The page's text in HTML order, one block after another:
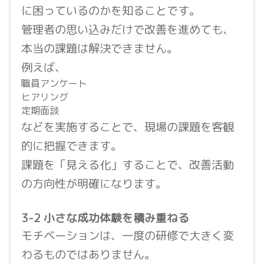
に困っているのかを知ることです。
管理者の思い込みだけで改善を進めても、
本当の課題は解決できません。
例えば、
職員アンケート
ヒアリング
定期面談
などを実施することで、現場の課題を客観
的に把握できます。
課題を「見える化」することで、改善活動
の方向性が明確になります。
3-2 小さな成功体験を積み重ねる
モチベーションは、一度の研修で大きく変
わるものではありません。